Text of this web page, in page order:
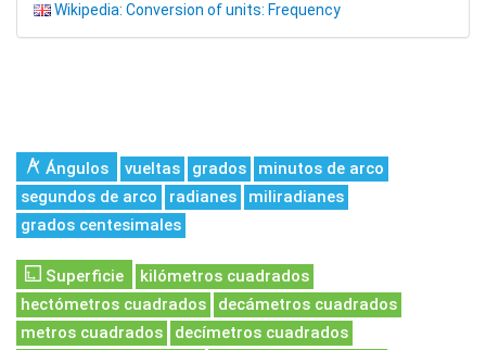
Wikipedia: Conversion of units: Frequency
Ángulos vueltas grados
minutos de arco
segundos de arco
radianes
miliradianes
grados centesimales
Superficie
kilómetros cuadrados
hectómetros cuadrados
decámetros cuadrados
metros cuadrados
decímetros cuadrados